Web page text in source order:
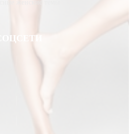
СОЦСЕТИ